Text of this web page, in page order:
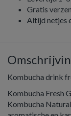
Gratis
Altijd netjes
Kombucha drink
Kombucha Fresh
Kombucha